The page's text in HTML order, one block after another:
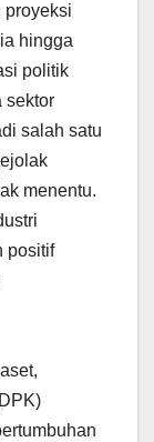
proyeksi
hingga
politik
sektor
salah satu
menentu.
positif